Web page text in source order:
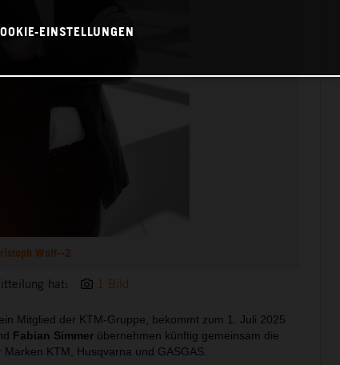
Wolf--2
hat: 1 Bild
Mitglied der KTM-Gruppe, bekommt zum 1. Juli 2025
Fabian Simmer übernehmen künftig gemeinsam die
KTM, Husqvarna und GASGAS.
EINSTELLUNGEN